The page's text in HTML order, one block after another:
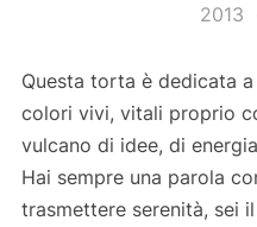
2013
Questa torta è dedicata
colori vivi, vitali proprio
vulcano di idee, di
Hai sempre una parola
trasmettere serenità, sei